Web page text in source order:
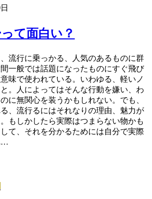
て面白い？
流行に乗っかる、人気のあるものに群
一般では話題になったものにすぐ飛び
味で使われている。いわゆる、軽いノ
。人によってはそんな行動を嫌い、わ
に無関心を装うかもしれない。でも、
、流行るにはそれなりの理由、魅力が
もしかしたら実際はつまらない物かも
て、それを分かるためには自分で実際
…